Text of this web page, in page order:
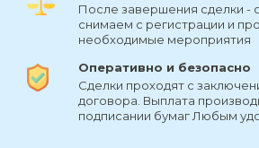
После завершения сделки -
снимаем с регистрации и
необходимые мероприятия
Оперативно и безопасно
Сделки проходят с
договора. Выплата
подписании бумаг Любым